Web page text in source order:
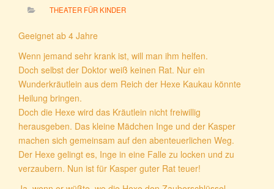
THEATER FÜR KINDER
Geeignet ab 4 Jahre
Wenn jemand sehr krank ist, will man ihm helfen.
Doch selbst der Doktor weiß keinen Rat. Nur ein
Wunderkräutlein aus dem Reich der Hexe Kaukau könnte
Heilung bringen.
Doch die Hexe wird das Kräutlein nicht freiwillig
herausgeben. Das kleine Mädchen Inge und der Kasper
machen sich gemeinsam auf den abenteuerlichen Weg.
Der Hexe gelingt es, Inge in eine Falle zu locken und zu
verzaubern. Nun ist für Kasper guter Rat teuer!